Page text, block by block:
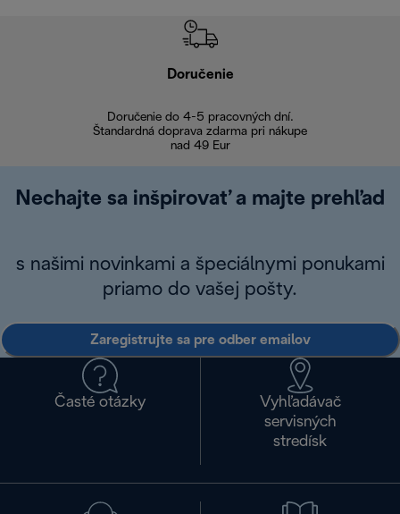
Doručenie
Doručenie do 4-5 pracovných dní.
Štandardná doprava zdarma pri nákupe
nad 49 Eur
Nechajte sa inšpirovať a majte prehľad
s našimi novinkami a špeciálnymi ponukami
priamo do vašej pošty.
Zaregistrujte sa pre odber emailov
Časté otázky
Vyhľadávač
servisných
stredísk